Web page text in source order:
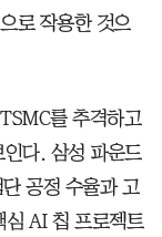
로 작용한 것으
를 추격하고
다. 삼성 파운드
공정 수율과 고
심 AI 칩 프로젝트